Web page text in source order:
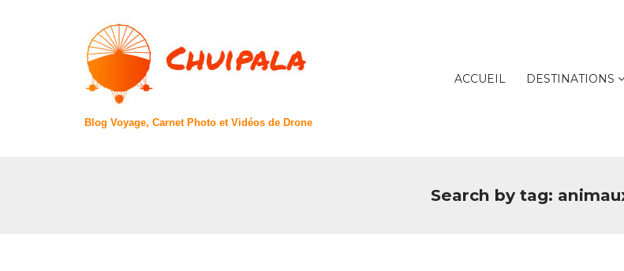
Blog Voyage, Carnet Photo et Vidéos de Drone
ACCUEIL DESTINATIONS
Search by tag: